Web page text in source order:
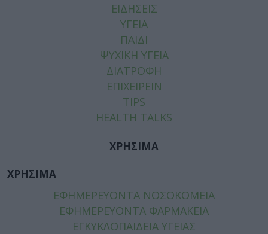
ΕΙΔΗΣΕΙΣ
ΥΓΕΙΑ
ΠΑΙΔΙ
ΨΥΧΙΚΗ ΥΓΕΙΑ
ΔΙΑΤΡΟΦΗ
ΕΠΙΧΕΙΡΕΙΝ
TIPS
HEALTH TALKS
ΧΡΗΣΙΜΑ
ΧΡΗΣΙΜΑ
ΕΦΗΜΕΡΕΥΟΝΤΑ ΝΟΣΟΚΟΜΕΙΑ
ΕΦΗΜΕΡΕΥΟΝΤΑ ΦΑΡΜΑΚΕΙΑ
ΕΓΚΥΚΛΟΠΑΙΔΕΙΑ ΥΓΕΙΑΣ